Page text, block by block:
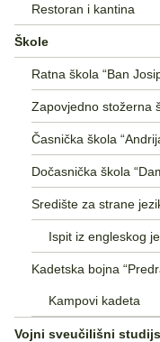
Restoran i kantina
Škole
Ratna škola “Ban
Zapovjedno stožerna
Časnička škola
Dočasnička škola
Središte za strane
Ispit iz engleskog
Kadetska bojna
Kampovi kadeta
Vojni sveučilišni